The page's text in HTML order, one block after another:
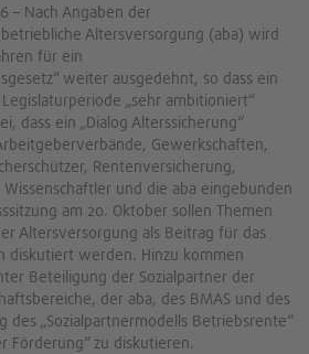
– Nach Angaben der
Altersversorgung (aba) wird
für ein
weiter ausgedehnt, so dass ein
„sehr ambitioniert“
dass ein „Dialog Alterssicherung“
Gewerkschaften,
Rentenversicherung,
und die aba eingebunden
am 20. Oktober sollen Themen
Altersversorgung als Beitrag für das
diskutiert werden. Hinzu kommen
Beteiligung der Sozialpartner der
der aba, des BMAS und des
des „Sozialpartnermodells Betriebsrente“
Förderung“ zu diskutieren.